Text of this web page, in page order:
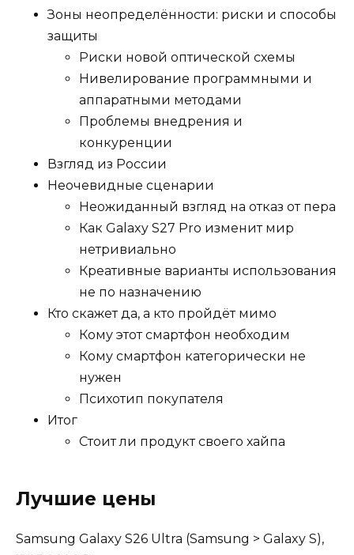
Зоны неопределённости: риски и способы
защиты
Риски новой оптической схемы
Нивелирование программными и
аппаратными методами
Проблемы внедрения и
конкуренции
Взгляд из России
Неочевидные сценарии
Неожиданный взгляд на отказ от пера
Как Galaxy S27 Pro изменит мир
нетривиально
Креативные варианты использования
не по назначению
Кто скажет да, а кто пройдёт мимо
Кому этот смартфон необходим
Кому смартфон категорически не
нужен
Психотип покупателя
Итог
Стоит ли продукт своего хайпа
Лучшие цены
Samsung Galaxy S26 Ultra (Samsung > Galaxy S),